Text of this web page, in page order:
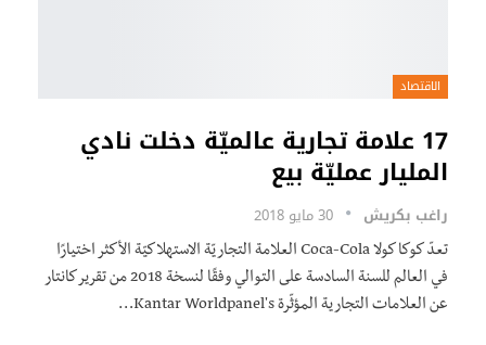
الاقتصاد
17 علامة تجارية عالميّة دخلت نادي
المليار عمليّة بيع
راغب بكريش 30 مايو 2018
تعدّ كوكا كولا Coca-Cola العلامة التجاريّة الاستهلاكيّة الأكثر اختيارًا
في العالم للسنة السادسة على التوالي وفقًا لنسخة 2018 من تقرير كانتار
عن العلامات التجارية المؤثّرة Kantar Worldpanel's…